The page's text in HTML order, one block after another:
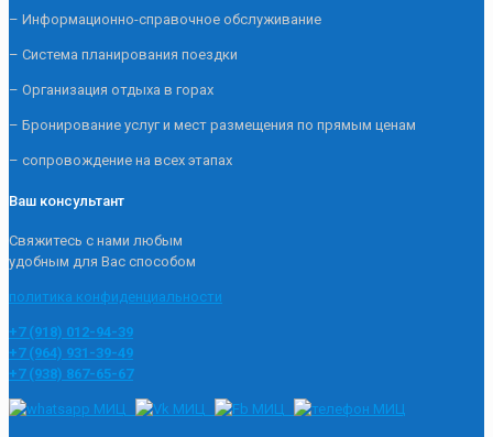
– Информационно-справочное обслуживание
– Система планирования поездки
– Организация отдыха в горах
– Бронирование услуг и мест размещения по прямым ценам
– сопровождение на всех этапах
Ваш консультант
Свяжитесь с нами любым
удобным для Вас способом
политика конфиденциальности
+7 (918) 012-94-39
+7 (964) 931-39-49
+7 (938) 867-65-67